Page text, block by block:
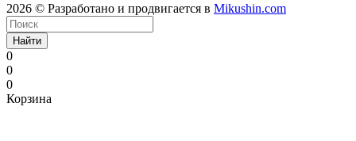
2026 © Разработано и продвигается в Mikushin.com
Найти
0
0
0
Корзина